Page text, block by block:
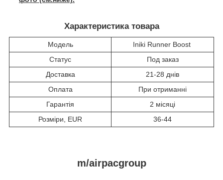
Характеристика товара
Модель
Iniki Runner Boost
Статус
Под заказ
Доставка
21-28 днів
Оплата
При отриманні
Гарантія
2 місяці
Розміри, EUR
36-44
m/airpacgroup